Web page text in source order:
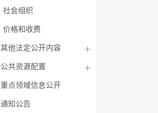
社会组织
价格和收费
其他法定公开内容
公共资源配置
重点领域信息公开
通知公告